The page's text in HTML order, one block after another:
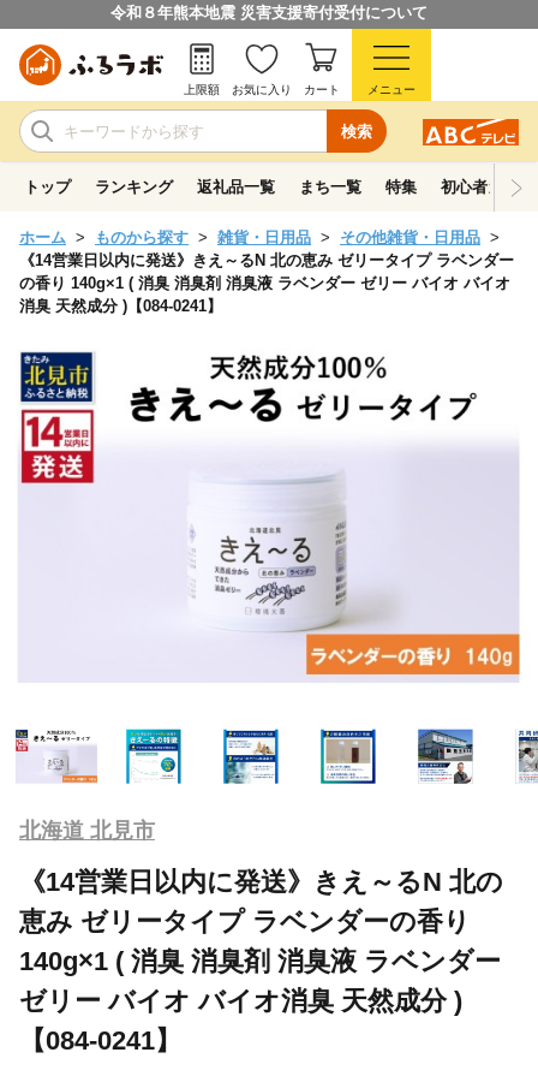
令和８年熊本地震 災害支援寄付受付について
検索
上限額 お気に入り カート メニュー
トップ ランキング 返礼品一覧 まち一覧 特集 初心者ガイド
ホーム ものから探す 雑貨・日用品
その他雑貨・日用品
《14営業日以内に発送》きえ～るN 北の恵み ゼリータイプ ラベンダー
の香り 140g×1 ( 消臭 消臭剤 消臭液 ラベンダー ゼリー バイオ バイオ
消臭 天然成分 )【084-0241】
北海道 北見市
《14営業日以内に発送》きえ～るN 北の
恵み ゼリータイプ ラベンダーの香り
140g×1 ( 消臭 消臭剤 消臭液 ラベンダー
ゼリー バイオ バイオ消臭 天然成分 )
【084-0241】